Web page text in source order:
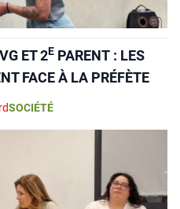
ET 2E PARENT : LES
FACE À LA PRÉFÈTE
SOCIÉTÉ